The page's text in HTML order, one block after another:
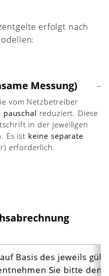
erfolgt nach
Messung)
vom Netzbetreiber
pauschal reduziert. Diese
in der jeweiligen
Es ist keine separate
erforderlich.
Basis des jeweils
Sie bitte dem